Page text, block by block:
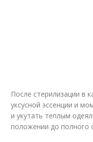
После стерилизации в
уксусной эссенции и
и укутать теплым
положении до полного